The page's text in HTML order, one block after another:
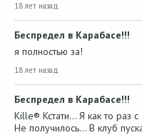
18 лет назад
Беспредел в Карабасе!!!
я полностью за!
18 лет назад
Беспредел в Карабасе!!!
Kille® Кстати... Я как то раз
Не получилось... В клуб